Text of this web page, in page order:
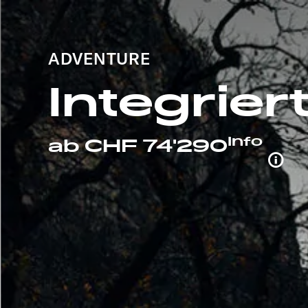
ADVENTURE
ab CHF 74'290Info